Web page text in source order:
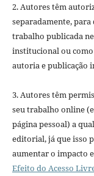
2. Autores têm
separadamente,
trabalho publicada
institucional ou
autoria e publicação
3. Autores têm
seu trabalho online
página pessoal) a
editorial, já que isso
aumentar o impacto
Efeito do Acesso